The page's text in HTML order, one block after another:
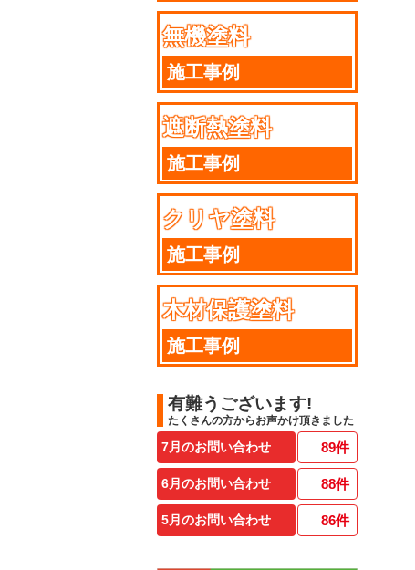
施工事例
無機塗料
施工事例
遮断熱塗料
施工事例
クリヤ塗料
施工事例
木材保護塗料
施工事例
有難うございます!
たくさんの方からお声かけ頂きました
7月のお問い合わせ 89件
6月のお問い合わせ 88件
5月のお問い合わせ 86件